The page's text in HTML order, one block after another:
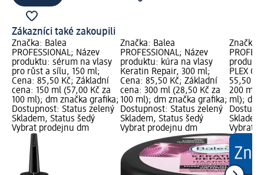
Zákazníci také zakoupili
Značka: Balea
PROFESSIONAL; Název
produktu: sérum na vlasy
pro růst a sílu, 150 ml;
Cena: 85,50 Kč; Základní
cena: 150 ml (57,00 Kč za
100 ml); dm značka grafika;
Dostupnost: Status zelený
Skladem, Status šedý
Vybrat prodejnu dm
Značka: Balea
PROFESSIONAL; Název
produktu: kúra na vlasy
Keratin Repair, 300 ml;
Cena: 85,50 Kč; Základní
cena: 300 ml (28,50 Kč za
100 ml); dm značka grafika;
Dostupnost: Status zelený
Skladem, Status šedý
Vybrat prodejnu dm
Značka:
PLEX
55,50
200 ml
ml); dm
Vybrat